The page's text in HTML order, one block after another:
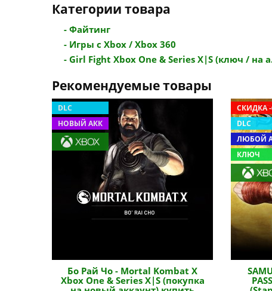
Категории товара
- Файтинг
- Игры с Xbox / Xbox 360
- Girl Fight Xbox One & Series X|S (ключ / на
Рекомендуемые товары
DLC
НОВЫЙ АКК
Бо Рай Чо - Mortal Kombat X
Xbox One & Series X|S (покупка
СКИДКА -
DLC
ЛЮБОЙ
КЛЮЧ